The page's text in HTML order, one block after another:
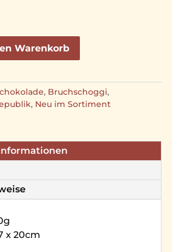
Warenkorb
e
r
n
e
, Bruchschoggi,
, Neu im Sortiment
x 20cm